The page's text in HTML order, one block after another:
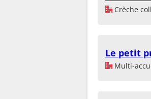
Crèche
Le petit
Multi-